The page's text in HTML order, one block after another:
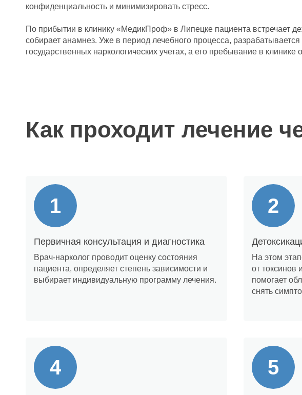
конфиденциальность и минимизировать стресс.
По прибытии в клинику «МедикПроф» в Липецке пациента встречает
собирает анамнез. Уже в период лечебного процесса,
государственных наркологических учетах, а его пребывание в
Как проходит лечение
Первичная консультация и диагностика
Врач-нарколог проводит оценку состояния
пациента, определяет степень зависимости и
выбирает индивидуальную программу лечения.
На этом
от токсинов
помогает
снять